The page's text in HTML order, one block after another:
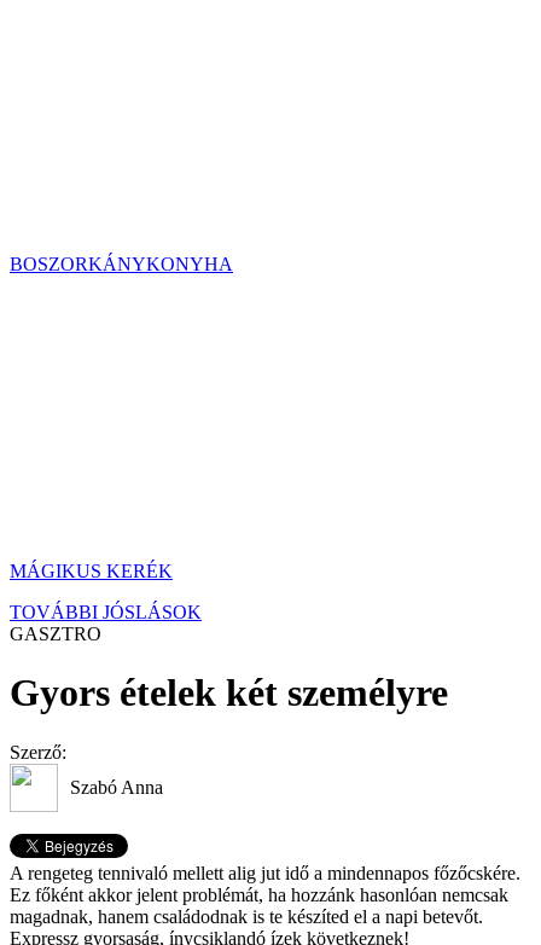
BOSZORKÁNYKONYHA
MÁGIKUS KERÉK
TOVÁBBI JÓSLÁSOK
GASZTRO
Gyors ételek két személyre
Szerző:
Szabó Anna
A rengeteg tennivaló mellett alig jut idő a mindennapos főzőcskére.
Ez főként akkor jelent problémát, ha hozzánk hasonlóan nemcsak
magadnak, hanem családodnak is te készíted el a napi betevőt.
Expressz gyorsaság, ínycsiklandó ízek következnek!